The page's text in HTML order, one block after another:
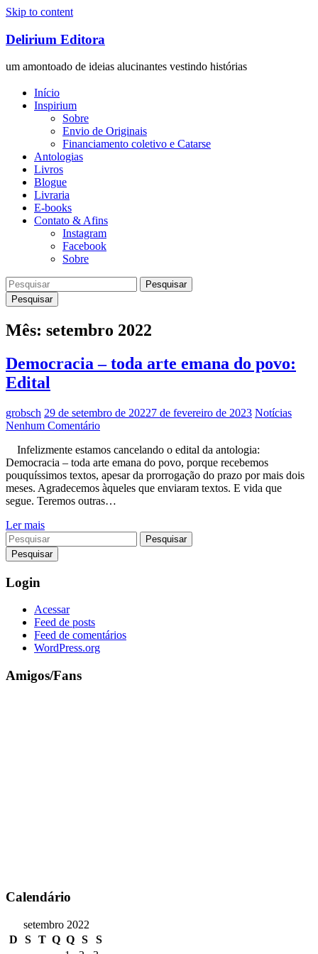
Skip to content
Delirium Editora
um amontoado de ideias alucinantes vestindo histórias
Início
Inspirium
Sobre
Envio de Originais
Financiamento coletivo e Catarse
Antologias
Livros
Blogue
Livraria
E-books
Contato & Afins
Instagram
Facebook
Sobre
Pesquisar
Mês: setembro 2022
Democracia – toda arte emana do povo:
Edital
grobsch 29 de setembro de 20227 de fevereiro de 2023 Notícias
Nenhum Comentário
Infelizmente estamos cancelando o edital da antologia:
Democracia – toda arte emana do povo, porque recebemos
pouquíssimos textos, apesar da prorrogação do prazo por mais dois
meses. Agradecemos àqueles que enviaram textos. E vida que
segue. Teremos outras…
Ler mais
Pesquisar
Login
Acessar
Feed de posts
Feed de comentários
WordPress.org
Amigos/Fans
Calendário
setembro 2022
D
S T Q Q S
S